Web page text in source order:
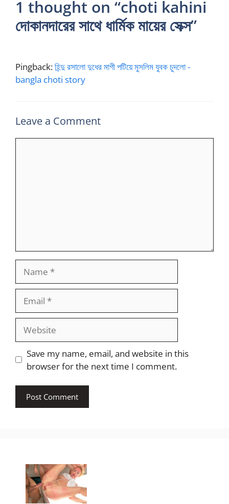
1 thought on “choti kahini
দোকানদারের সাথে ধার্মিক মায়ের সেক্স”
Pingback:হিন্দু রসালো দুধের মাগী পটিয়ে মুসলিম যুবক চুদলো -
bangla choti story
Leave a Comment
Save my name, email, and website in this
browser for the next time I comment.